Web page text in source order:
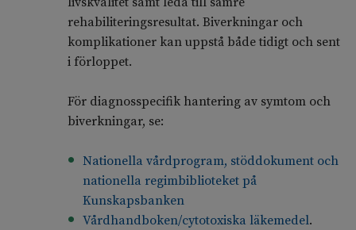
rehabiliteringsresultat. Biverkningar och
komplikationer kan uppstå både tidigt och sent
i förloppet.
För diagnosspecifik hantering av symtom och
biverkningar, se:
Nationella vårdprogram, stöddokument och
nationella regimbiblioteket på
Kunskapsbanken
Vårdhandboken/cytotoxiska läkemedel.